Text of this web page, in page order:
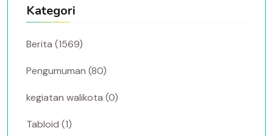
Kategori
Berita (1569)
Pengumuman (80)
kegiatan walikota (0)
Tabloid (1)